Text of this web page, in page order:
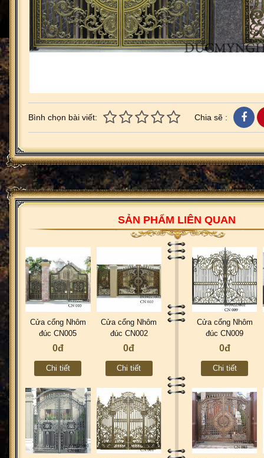
Bình chọn bài viết: Chia sẽ :
SẢN PHẨM LIÊN QUAN
Cửa cổng Nhôm
đúc CN005
0đ
Chi tiết
Cửa cổng Nhôm
đúc CN002
0đ
Chi tiết
Cửa cổng Nhôm
đúc CN009
0đ
Chi tiết